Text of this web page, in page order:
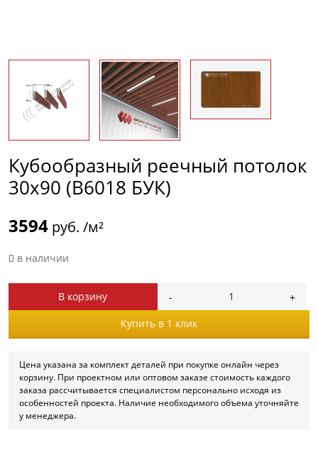
Кубообразный реечный потолок
30х90 (B6018 БУК)
3594 руб. /м²
в наличии
В корзину
Купить в 1 клик
Цена указана за комплект деталей при покупке онлайн через
корзину. При проектном или оптовом заказе стоимость каждого
заказа рассчитывается специалистом персонально исходя из
особенностей проекта. Наличие необходимого объема уточняйте
у менеджера.